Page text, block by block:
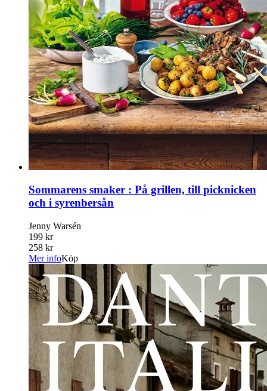
Sommarens smaker : På grillen, till picknicken
och i syrenbersån
Jenny Warsén
199 kr
258 kr
Mer infoKöp